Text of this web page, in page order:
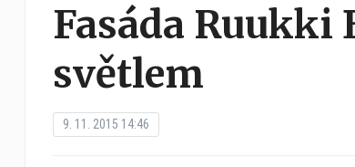
Fasáda Ruukki
světlem
9. 11. 2015 14:46